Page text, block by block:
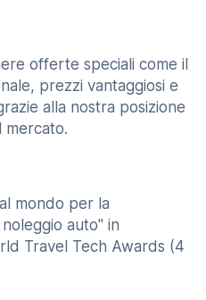
offerte speciali come il
prezzi vantaggiosi e
alla nostra posizione
mercato.
mondo per la
auto" in
Travel Tech Awards (4